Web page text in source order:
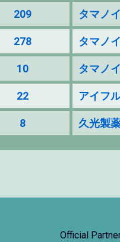
209 タマノ
278 タマノ
10 タマノ
22 アイフ
8 久光製
Official